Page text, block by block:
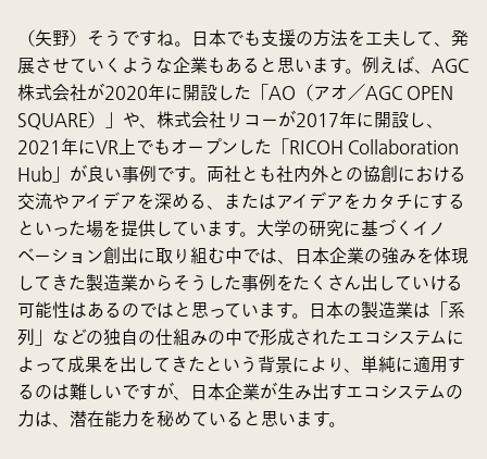
（矢野）そうですね。日本でも支援の方法を工夫して、発
展させていくような企業もあると思います。例えば、AGC
株式会社が2020年に開設した「AO（アオ／AGC OPEN
SQUARE）」や、株式会社リコーが2017年に開設し、
2021年にVR上でもオープンした「RICOH Collaboration
Hub」が良い事例です。両社とも社内外との協創における
交流やアイデアを深める、またはアイデアをカタチにする
といった場を提供しています。大学の研究に基づくイノ
ベーション創出に取り組む中では、日本企業の強みを体現
してきた製造業からそうした事例をたくさん出していける
可能性はあるのではと思っています。日本の製造業は「系
列」などの独自の仕組みの中で形成されたエコシステムに
よって成果を出してきたという背景により、単純に適用す
るのは難しいですが、日本企業が生み出すエコシステムの
力は、潜在能力を秘めていると思います。